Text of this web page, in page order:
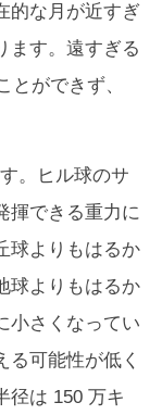
的な月が近すぎ
ます。遠すぎる
とができず、
。ヒル球のサ
揮できる重力に
球よりもはるか
球よりもはるか
小さくなってい
る可能性が低く
径は 150 万キ